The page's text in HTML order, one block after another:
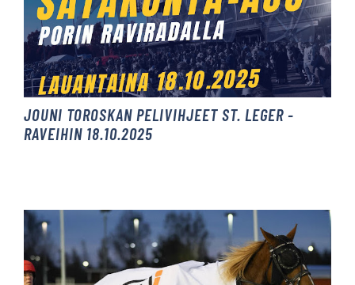
JOUNI TOROSKAN PELIVIHJEET ST. LEGER -
RAVEIHIN 18.10.2025